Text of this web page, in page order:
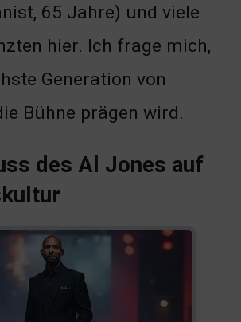
65 Jahre) und viele
hier. Ich frage mich,
Generation von
Bühne prägen wird.
des Al Jones auf